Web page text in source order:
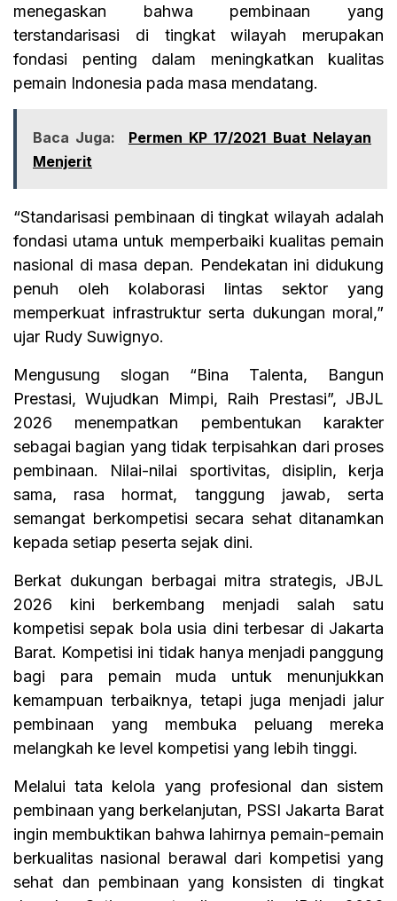
menegaskan bahwa pembinaan yang
terstandarisasi di tingkat wilayah merupakan
fondasi penting dalam meningkatkan kualitas
pemain Indonesia pada masa mendatang.
Baca Juga:
Permen KP 17/2021 Buat Nelayan
Menjerit
“Standarisasi pembinaan di tingkat wilayah adalah
fondasi utama untuk memperbaiki kualitas pemain
nasional di masa depan. Pendekatan ini didukung
penuh oleh kolaborasi lintas sektor yang
memperkuat infrastruktur serta dukungan moral,”
ujar Rudy Suwignyo.
Mengusung slogan “Bina Talenta, Bangun
Prestasi, Wujudkan Mimpi, Raih Prestasi”, JBJL
2026 menempatkan pembentukan karakter
sebagai bagian yang tidak terpisahkan dari proses
pembinaan. Nilai-nilai sportivitas, disiplin, kerja
sama, rasa hormat, tanggung jawab, serta
semangat berkompetisi secara sehat ditanamkan
kepada setiap peserta sejak dini.
Berkat dukungan berbagai mitra strategis, JBJL
2026 kini berkembang menjadi salah satu
kompetisi sepak bola usia dini terbesar di Jakarta
Barat. Kompetisi ini tidak hanya menjadi panggung
bagi para pemain muda untuk menunjukkan
kemampuan terbaiknya, tetapi juga menjadi jalur
pembinaan yang membuka peluang mereka
melangkah ke level kompetisi yang lebih tinggi.
Melalui tata kelola yang profesional dan sistem
pembinaan yang berkelanjutan, PSSI Jakarta Barat
ingin membuktikan bahwa lahirnya pemain-pemain
berkualitas nasional berawal dari kompetisi yang
sehat dan pembinaan yang konsisten di tingkat